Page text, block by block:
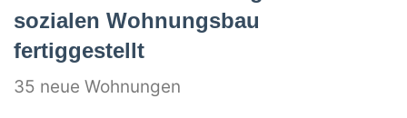
sozialen Wohnungsbau
fertiggestellt
35 neue Wohnungen